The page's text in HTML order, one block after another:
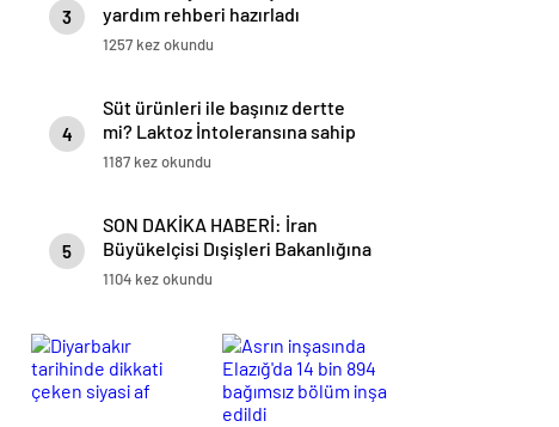
3
yardım rehberi hazırladı
1257 kez okundu
4
Süt ürünleri ile başınız dertte
mi? Laktoz İntoleransına sahip
olabilirsiniz!
1187 kez okundu
5
SON DAKİKA HABERİ: İran
Büyükelçisi Dışişleri Bakanlığına
çağrıldı – CNN TÜRK Son
1104 kez okundu